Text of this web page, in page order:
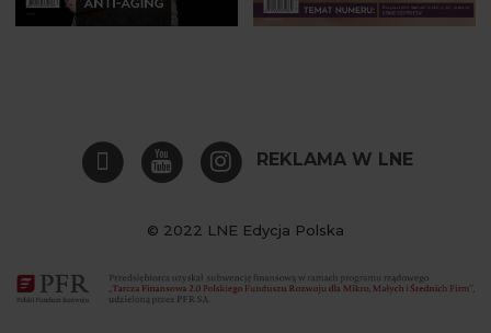
REKLAMA W LNE
© 2022 LNE Edycja Polska